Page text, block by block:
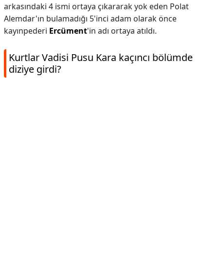
arkasındaki 4 ismi ortaya çıkararak yok eden Polat
Alemdar'ın bulamadığı 5'inci adam olarak önce
kayınpederi Ercüment'in adı ortaya atıldı.
Kurtlar Vadisi Pusu Kara kaçıncı bölümde
diziye girdi?